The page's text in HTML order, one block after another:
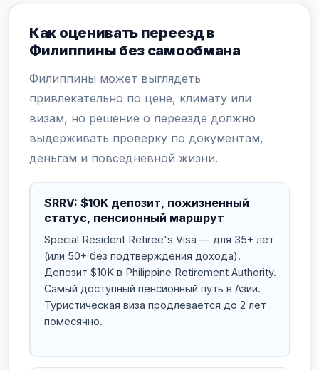
Как оценивать переезд в
Филиппины без самообмана
Филиппины может выглядеть
привлекательно по цене, климату или
визам, но решение о переезде должно
выдерживать проверку по документам,
деньгам и повседневной жизни.
SRRV: $10K депозит, пожизненный
статус, пенсионный маршрут
Special Resident Retiree's Visa — для 35+ лет
(или 50+ без подтверждения дохода).
Депозит $10K в Philippine Retirement Authority.
Самый доступный пенсионный путь в Азии.
Туристическая виза продлевается до 2 лет
помесячно.